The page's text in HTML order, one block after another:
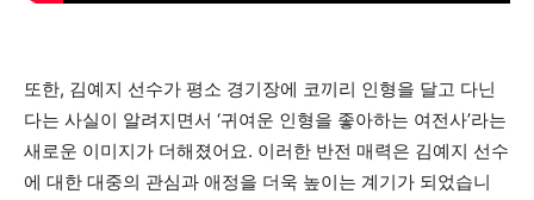
또한, 김예지 선수가 평소 경기장에 코끼리 인형을 달고 다닌
다는 사실이 알려지면서 ‘귀여운 인형을 좋아하는 여전사’라는
새로운 이미지가 더해졌어요. 이러한 반전 매력은 김예지 선수
에 대한 대중의 관심과 애정을 더욱 높이는 계기가 되었습니